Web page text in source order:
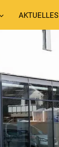
AKTUELLES